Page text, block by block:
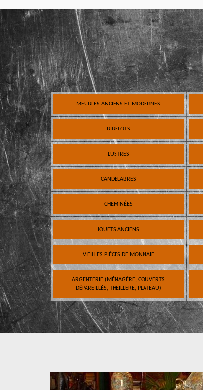
MEUBLES ANCIENS ET MODERNES
BIBELOTS
LUSTRES
CANDELABRES
CHEMINÉES
JOUETS ANCIENS
VIEILLES PIÈCES DE MONNAIE
ARGENTERIE (MÉNAGÈRE, COUVERTS
DÉPAREILLÉS, THEILLERE, PLATEAU)